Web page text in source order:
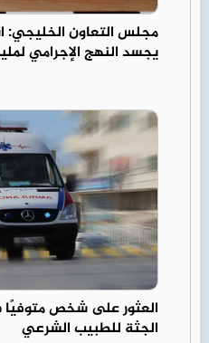
مجلس التعاون الخليجي:
يجسد النهج الإجرامي
العثور على شخص متوفيًا
الجثة للطبيب الشرعي